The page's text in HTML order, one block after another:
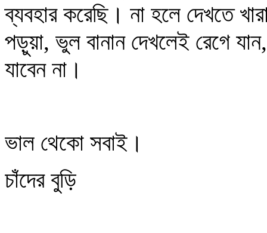
ব্যবহার করেছি। না হলে দেখতে
পড়ুয়া, ভুল বানান দেখলেই রেগে
যাবেন না।
ভাল থেকো সবাই।
চাঁদের বুড়ি